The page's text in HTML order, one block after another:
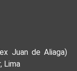
Juan de Aliaga)
Lima